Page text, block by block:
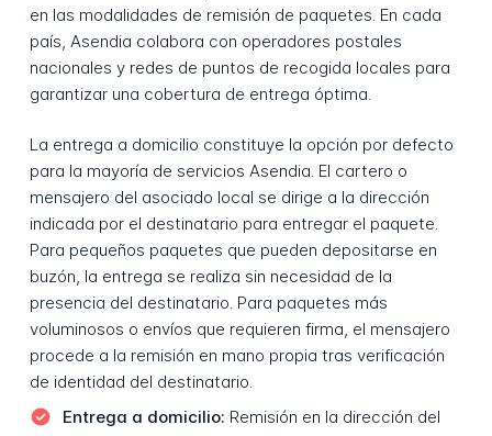
en las modalidades de remisión de paquetes. En cada
país, Asendia colabora con operadores postales
nacionales y redes de puntos de recogida locales para
garantizar una cobertura de entrega óptima.
La entrega a domicilio constituye la opción por defecto
para la mayoría de servicios Asendia. El cartero o
mensajero del asociado local se dirige a la dirección
indicada por el destinatario para entregar el paquete.
Para pequeños paquetes que pueden depositarse en
buzón, la entrega se realiza sin necesidad de la
presencia del destinatario. Para paquetes más
voluminosos o envíos que requieren firma, el mensajero
procede a la remisión en mano propia tras verificación
de identidad del destinatario.
Entrega a domicilio: Remisión en la dirección del